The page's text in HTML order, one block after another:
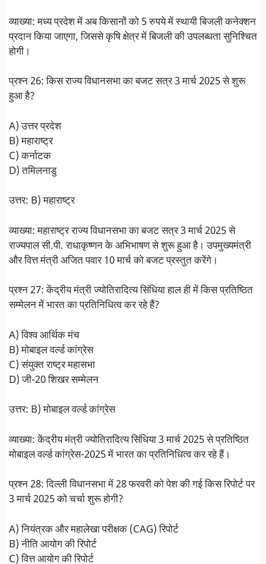
व्याख्या: मध्य प्रदेश में अब किसानों को 5 रुपये में स्थायी बिजली कनेक्शन
प्रदान किया जाएगा, जिससे कृषि क्षेत्र में बिजली की उपलब्धता सुनिश्चित
होगी।
प्रश्न 26: किस राज्य विधानसभा का बजट सत्र 3 मार्च 2025 से शुरू
हुआ है?
A) उत्तर प्रदेश
B) महाराष्ट्र
C) कर्नाटक
D) तमिलनाडु
उत्तर: B) महाराष्ट्र
व्याख्या: महाराष्ट्र राज्य विधानसभा का बजट सत्र 3 मार्च 2025 से
राज्यपाल सी.पी. राधाकृष्णन के अभिभाषण से शुरू हुआ है। उपमुख्यमंत्री
और वित्त मंत्री अजित पवार 10 मार्च को बजट प्रस्तुत करेंगे।
प्रश्न 27: केंद्रीय मंत्री ज्योतिरादित्य सिंधिया हाल ही में किस प्रतिष्ठित
सम्मेलन में भारत का प्रतिनिधित्व कर रहे हैं?
A) विश्व आर्थिक मंच
B) मोबाइल वर्ल्ड कांग्रेस
C) संयुक्त राष्ट्र महासभा
D) जी-20 शिखर सम्मेलन
उत्तर: B) मोबाइल वर्ल्ड कांग्रेस
व्याख्या: केंद्रीय मंत्री ज्योतिरादित्य सिंधिया 3 मार्च 2025 से प्रतिष्ठित
मोबाइल वर्ल्ड कांग्रेस-2025 में भारत का प्रतिनिधित्व कर रहे हैं।
प्रश्न 28: दिल्ली विधानसभा में 28 फरवरी को पेश की गई किस रिपोर्ट पर
3 मार्च 2025 को चर्चा शुरू होगी?
A) नियंत्रक और महालेखा परीक्षक (CAG) रिपोर्ट
B) नीति आयोग की रिपोर्ट
C) वित्त आयोग की रिपोर्ट